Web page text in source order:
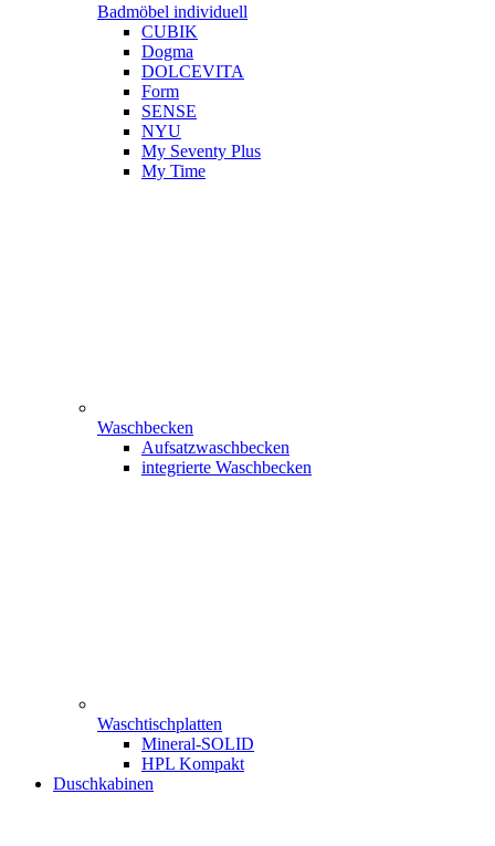
Badmöbel individuell
CUBIK
Dogma
DOLCEVITA
Form
SENSE
NYU
My Seventy Plus
My Time
Waschbecken
Aufsatzwaschbecken
integrierte Waschbecken
Waschtischplatten
Mineral-SOLID
HPL Kompakt
Duschkabinen